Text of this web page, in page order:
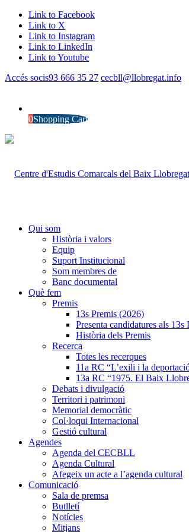
Link to Facebook
Link to X
Link to Instagram
Link to LinkedIn
Link to Youtube
Accés socis93 666 35 27 cecbll@llobregat.info
0Shopping Cart
Qui som
Història i valors
Equip
Suport Institucional
Som membres de
Banc documental
Què fem
Premis
13s Premis (2026)
Presenta candidatures als 13s
Història dels Premis
Recerca
Totes les recerques
11a RC “L’exili i la
13a RC “1975. El Baix
Debats i divulgació
Territori i patrimoni
Memorial democràtic
Col·loqui Internacional
Gestió cultural
Agendes
Agenda del CECBLL
Agenda Cultural
Afegeix un acte a l’agenda cultural
Comunicació
Sala de premsa
Butlletí
Notícies
Mitjans